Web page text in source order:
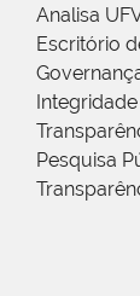
Analisa
Escritório
Integridade
Pesquisa